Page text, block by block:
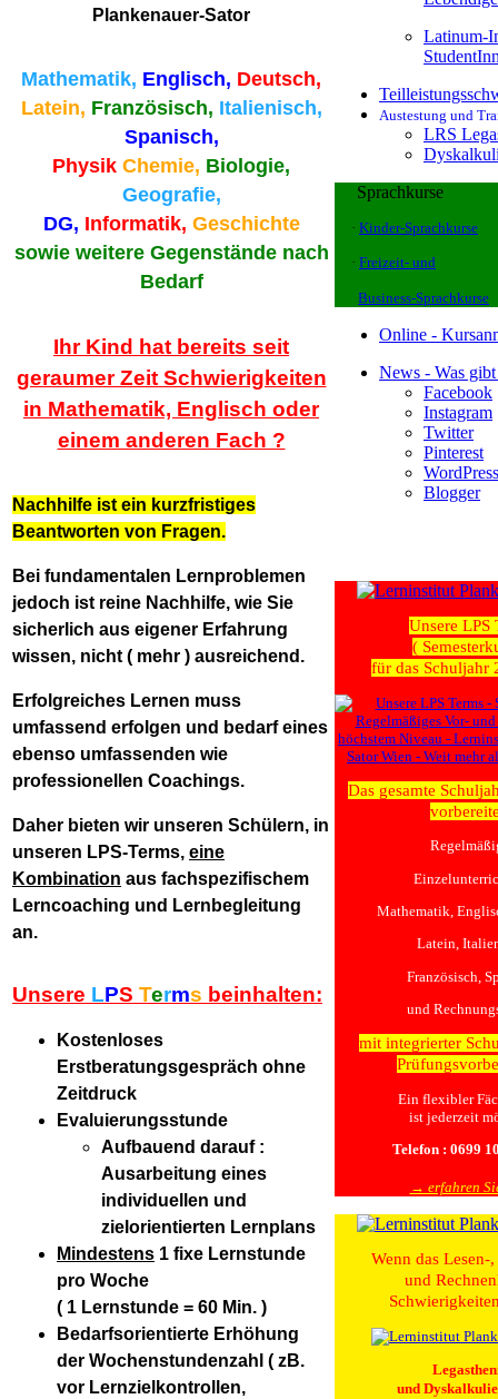
Plankenauer-Sator
Mathematik, Englisch, Deutsch,
Latein, Französisch, Italienisch,
Spanisch,
Physik Chemie, Biologie,
Geografie,
DG, Informatik, Geschichte
sowie weitere Gegenstände nach
Bedarf
Ihr Kind hat bereits seit
geraumer Zeit Schwierigkeiten
in Mathematik, Englisch oder
einem anderen Fach ?
Nachhilfe ist ein kurzfristiges
Beantworten von Fragen.
Bei fundamentalen Lernproblemen
jedoch ist reine Nachhilfe, wie Sie
sicherlich aus eigener Erfahrung
wissen, nicht ( mehr ) ausreichend.
Erfolgreiches Lernen muss
umfassend erfolgen und bedarf eines
ebenso umfassenden wie
professionellen Coachings.
Daher bieten wir unseren Schülern, in
unseren LPS-Terms, eine
Kombination aus fachspezifischem
Lerncoaching und Lernbegleitung
an.
Unsere LPS Terms beinhalten:
Kostenloses
Erstberatungsgespräch ohne
Zeitdruck
Evaluierungsstunde
Aufbauend darauf :
Ausarbeitung eines
individuellen und
zielorientierten Lernplans
Mindestens 1 fixe Lernstunde
pro Woche
( 1 Lernstunde = 60 Min. )
Bedarfsorientierte Erhöhung
der Wochenstundenzahl ( zB.
vor Lernzielkontrollen,
Latinum-
Austestung und
LRS
Sprachkurse
· Kinder-Sprachkurse
· Freizeit- und
Business-Sprachkurse
Online -
News - Was gibt
Facebook
Instagram
Twitter
Pinterest
WordPress
Blogger
Unsere LPS
(
für das Schuljahr
Das gesamte
Mathematik,
Latein,
Französisch,
und
mit integrierter
Ein flexibler
ist jederzeit
Telefon : 0699
→ erfahren
Wenn das Lesen-
und
und